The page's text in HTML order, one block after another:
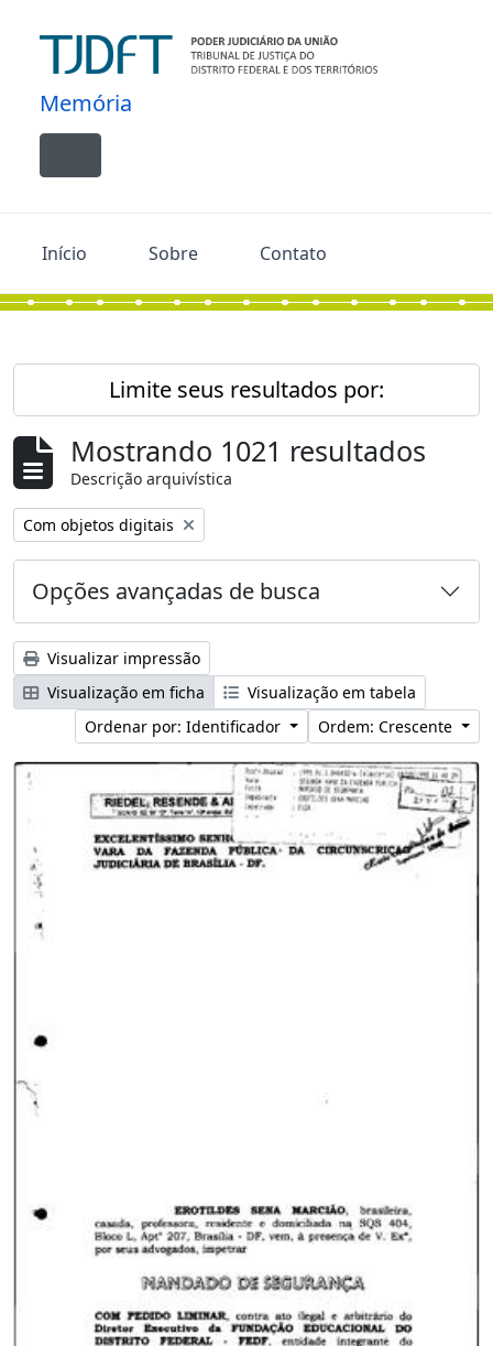
Memória
Toggle navigation
Início Sobre Contato
Limite seus resultados por:
Mostrando 1021 resultados
Descrição arquivística
Remover filtro:
Com objetos digitais
Opções avançadas de busca
Visualizar impressão
Visualização em ficha
Visualização em tabela
Ordenar por: Identificador
Ordem: Crescente